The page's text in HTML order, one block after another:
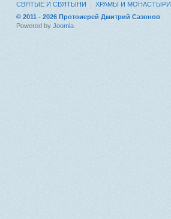
СВЯТЫЕ И СВЯТЫНИ ХРАМЫ И МОНАСТЫРИ
© 2011 - 2026 Протоиерей Дмитрий Сазонов
Powered by Joomla